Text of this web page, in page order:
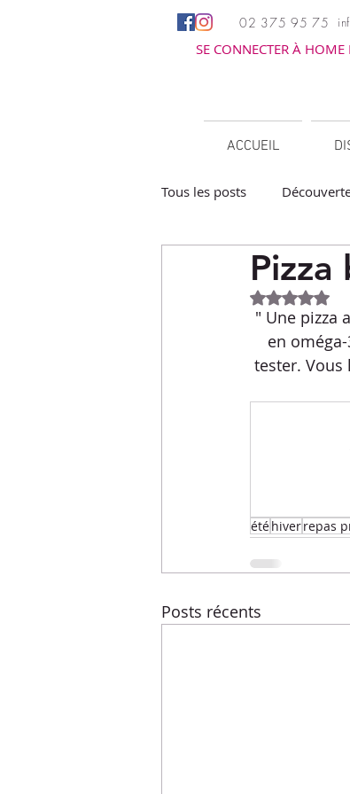
02 375 95 75
SE CONNECTER À
ACCUEIL
Tous les posts
Barbecue
Facile à réchauffer
Menus de la semaine
Pizza
Noté NaN
" Une pizza
en
tester. Vous
étéhiverrepas
Posts récents